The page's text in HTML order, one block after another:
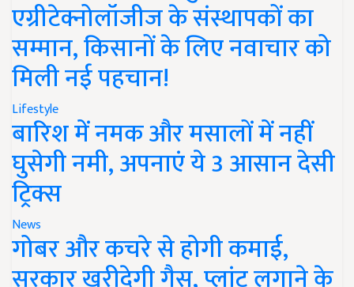
एग्रीटेक्नोलॉजीज के संस्थापकों का
सम्मान, किसानों के लिए नवाचार को
मिली नई पहचान!
Lifestyle
बारिश में नमक और मसालों में नहीं
घुसेगी नमी, अपनाएं ये 3 आसान देसी
ट्रिक्स
News
गोबर और कचरे से होगी कमाई,